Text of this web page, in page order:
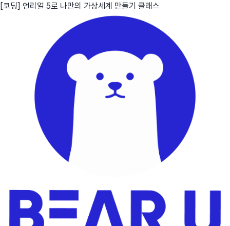
[코딩] 언리얼 5로 나만의 가상세계 만들기 클래스